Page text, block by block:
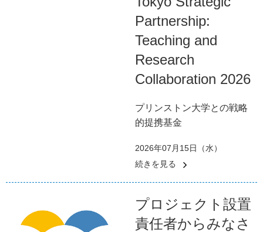
Partnership:
Teaching and
Research
Collaboration 2026
プリンストン大学との戦略
的提携基金
2026年07月15日（水）
続きを見る
プロジェクト設置
責任者からみなさ